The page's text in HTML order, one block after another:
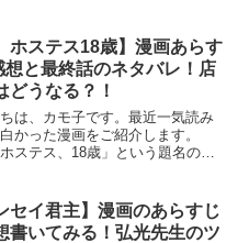
とにしました。ついでに、暫く書
かったあらすじ...
ホステス18歳】漫画あらす
想と最終話のネタバレ！店
どうなる？！
は、カモ子です。最近一気読み
かった漫画をご紹介します。
ホステス、18歳」という題名の漫
て一晩で最終話までいってしまい
。漫画「綾。ホステ...
セイ君主】漫画のあらすじ
書いてみる！弘光先生のツ